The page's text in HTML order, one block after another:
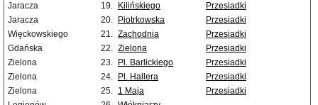
Jaracza
19. Kilińskiego
Przesiadki
Jaracza
20. Piotrkowska
Przesiadki
Więckowskiego
21. Zachodnia
Przesiadki
Gdańska
22. Zielona
Przesiadki
Zielona
23. Pl. Barlickiego
Przesiadki
Zielona
24. Pl. Hallera
Przesiadki
Zielona
25. 1 Maja
Przesiadki